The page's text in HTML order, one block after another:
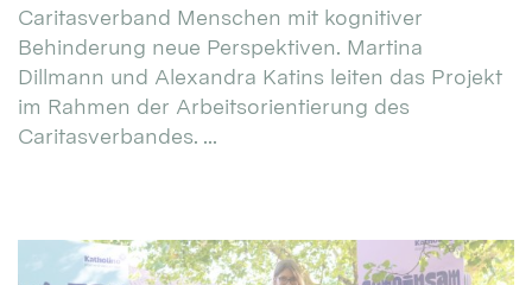
Caritasverband Menschen mit kognitiver
Behinderung neue Perspektiven. Martina
Dillmann und Alexandra Katins leiten das Projekt
im Rahmen der Arbeitsorientierung des
Caritasverbandes. ...